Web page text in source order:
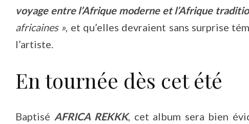
voyage entre l’Afrique moderne et l’Afrique
africaines », et qu’elles devraient sans surprise
l’artiste.
En tournée dès cet été
Baptisé AFRICA REKKK, cet album sera bien